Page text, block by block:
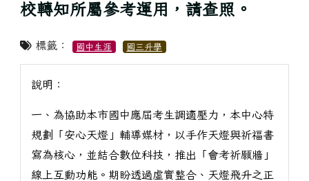
校轉知所屬參考運用，請查照。
標籤： 國中生涯 國三升學
說明：
一、為協助本市國中應屆考生調適壓力，本中心特
規劃「安心天燈」輔導媒材，以手作天燈與祈福書
寫為核心，並結合數位科技，推出「會考祈願牆」
線上互動功能。期盼透過虛實整合、天燈飛升之正